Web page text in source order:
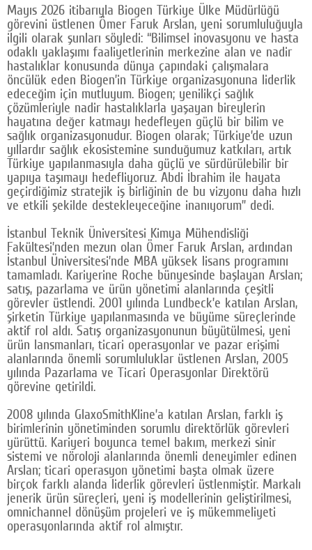
© 2026 TÜM HAKLARI SAKLIDIR
Mayıs 2026 itibarıyla Biogen Türkiye Ülke Müdürlüğü
görevini üstlenen Ömer Faruk Arslan, yeni sorumluluğuyla
ilgili olarak şunları söyledi: “Bilimsel inovasyonu ve hasta
odaklı yaklaşımı faaliyetlerinin merkezine alan ve nadir
hastalıklar konusunda dünya çapındaki çalışmalara
öncülük eden Biogen’in Türkiye organizasyonuna liderlik
edeceğim için mutluyum. Biogen; yenilikçi sağlık
çözümleriyle nadir hastalıklarla yaşayan bireylerin
hayatına değer katmayı hedefleyen güçlü bir bilim ve
sağlık organizasyonudur. Biogen olarak; Türkiye’de uzun
yıllardır sağlık ekosistemine sunduğumuz katkıları, artık
Türkiye yapılanmasıyla daha güçlü ve sürdürülebilir bir
yapıya taşımayı hedefliyoruz. Abdi İbrahim ile hayata
geçirdiğimiz stratejik iş birliğinin de bu vizyonu daha hızlı
ve etkili şekilde destekleyeceğine inanıyorum” dedi.
İstanbul Teknik Üniversitesi Kimya Mühendisliği
Fakültesi’nden mezun olan Ömer Faruk Arslan, ardından
İstanbul Üniversitesi’nde MBA yüksek lisans programını
tamamladı. Kariyerine Roche bünyesinde başlayan Arslan;
satış, pazarlama ve ürün yönetimi alanlarında çeşitli
görevler üstlendi. 2001 yılında Lundbeck’e katılan Arslan,
şirketin Türkiye yapılanmasında ve büyüme süreçlerinde
aktif rol aldı. Satış organizasyonunun büyütülmesi, yeni
ürün lansmanları, ticari operasyonlar ve pazar erişimi
alanlarında önemli sorumluluklar üstlenen Arslan, 2005
yılında Pazarlama ve Ticari Operasyonlar Direktörü
görevine getirildi.
2008 yılında GlaxoSmithKline’a katılan Arslan, farklı iş
birimlerinin yönetiminden sorumlu direktörlük görevleri
yürüttü. Kariyeri boyunca temel bakım, merkezi sinir
sistemi ve nöroloji alanlarında önemli deneyimler edinen
Arslan; ticari operasyon yönetimi başta olmak üzere
birçok farklı alanda liderlik görevleri üstlenmiştir. Markalı
jenerik ürün süreçleri, yeni iş modellerinin geliştirilmesi,
omnichannel dönüşüm projeleri ve iş mükemmeliyeti
operasyonlarında aktif rol almıştır.